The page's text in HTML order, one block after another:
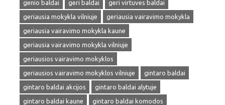
genio baldai
geri baldai
geri virtuves baldai
geriausia mokykla vilniuje
geriausia vairavimo mokykla
geriausia vairavimo mokykla kaune
geriausia vairavimo mokykla vilniuje
geriausios vairavimo mokyklos
geriausios vairavimo mokyklos vilniuje
gintaro baldai
gintaro baldai akcijos
gintaro baldai alytuje
gintaro baldai kaune
gintaro baldai komodos